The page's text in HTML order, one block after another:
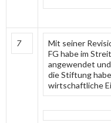
7
Mit seiner
FG habe im
angewendet
die Stiftung
wirtschaftliche